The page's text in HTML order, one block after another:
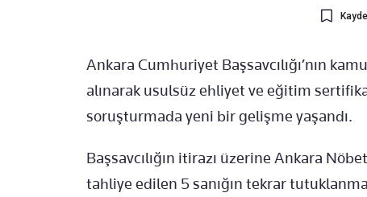
Ankara Cumhuriyet Başsavcılığı’nın
alınarak usulsüz ehliyet ve eğitim
soruşturmada yeni bir gelişme yaşandı.
Başsavcılığın itirazı üzerine Ankara
tahliye edilen 5 sanığın tekrar